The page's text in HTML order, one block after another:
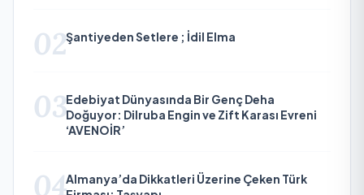
02Şantiyeden Setlere ; İdil Elma
03Edebiyat Dünyasında Bir Genç Deha
Doğuyor: Dilruba Engin ve Zift Karası Evreni
‘AVENOİR’
04Almanya’da Dikkatleri Üzerine Çeken Türk